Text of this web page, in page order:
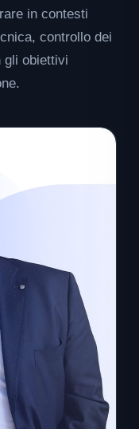
in contesti
controllo dei
gli obiettivi